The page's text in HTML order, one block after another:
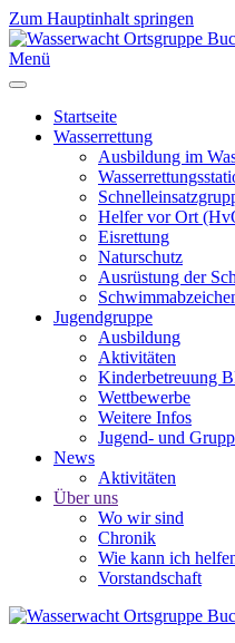
Zum Hauptinhalt springen
Menü
Startseite
Wasserrettung
Ausbildung im
Helfer vor Ort
Eisrettung
Naturschutz
Ausrüstung der
Jugendgruppe
Ausbildung
Aktivitäten
Kinderbetreuung
Wettbewerbe
Weitere Infos
Jugend- und
News
Aktivitäten
Über uns
Wo wir sind
Chronik
Wie kann ich
Vorstandschaft